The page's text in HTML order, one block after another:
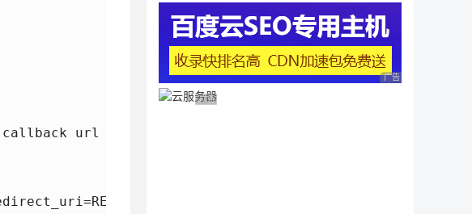
url 授权回调页,与OAuth2.0 授权设置的一致
广告 商业广告，理性
广告 商业广告，理性选择